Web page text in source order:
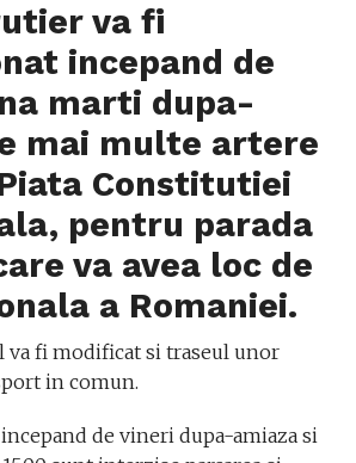
va fi
incepand de
marti dupa-
mai multe artere
Constitutiei
pentru parada
va avea loc de
a Romaniei.
va fi modificat si traseul unor
in comun.
de vineri dupa-amiaza si